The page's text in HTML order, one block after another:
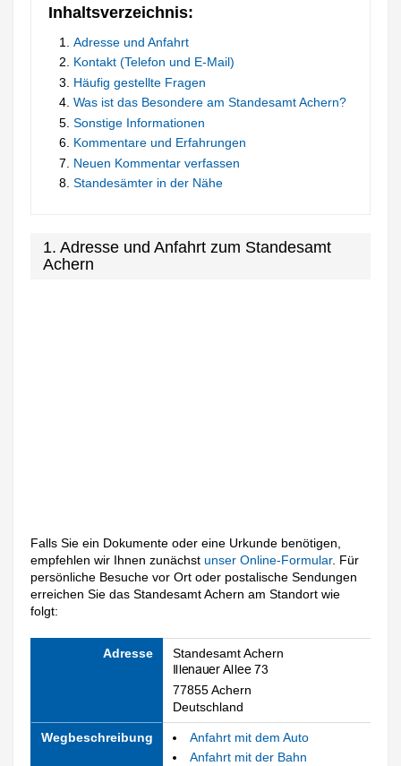
Inhaltsverzeichnis:
Adresse und Anfahrt
Kontakt (Telefon und E-Mail)
Häufig gestellte Fragen
Was ist das Besondere am Standesamt Achern?
Sonstige Informationen
Kommentare und Erfahrungen
Neuen Kommentar verfassen
Standesämter in der Nähe
1. Adresse und Anfahrt zum Standesamt
Achern
Falls Sie ein Dokumente oder eine Urkunde benötigen,
empfehlen wir Ihnen zunächstunser Online-Formular. Für
persönliche Besuche vor Ort oder postalische Sendungen
erreichen Sie das Standesamt Achern am Standort wie
folgt:
Adresse Standesamt Achern
77855 Achern
Deutschland
Wegbeschreibung
Anfahrt mit dem Auto
Anfahrt mit der Bahn